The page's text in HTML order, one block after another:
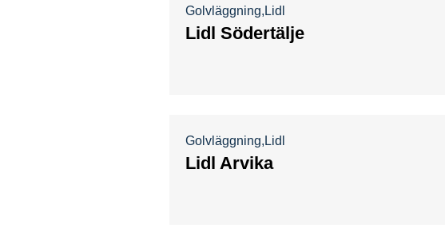
Golvläggning Lidl
Lidl Södertälje
Golvläggning Lidl
Lidl Arvika